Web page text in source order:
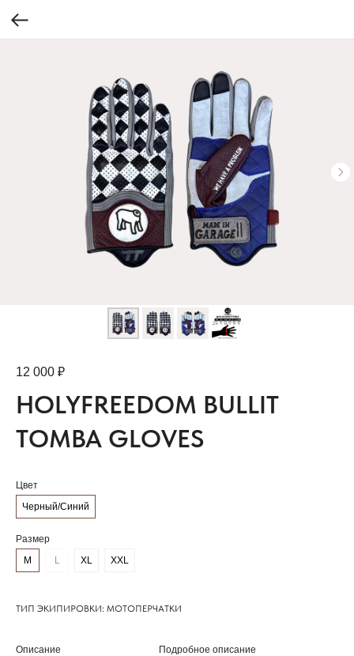
HOLYFREEDOM BULLIT
TOMBA GLOVES
12 000 ₽
Цвет
Черный/Синий
Размер
М
L XL XXL
ТИП ЭКИПИРОВКИ: МОТОПЕРЧАТКИ
Описание Подробное описание